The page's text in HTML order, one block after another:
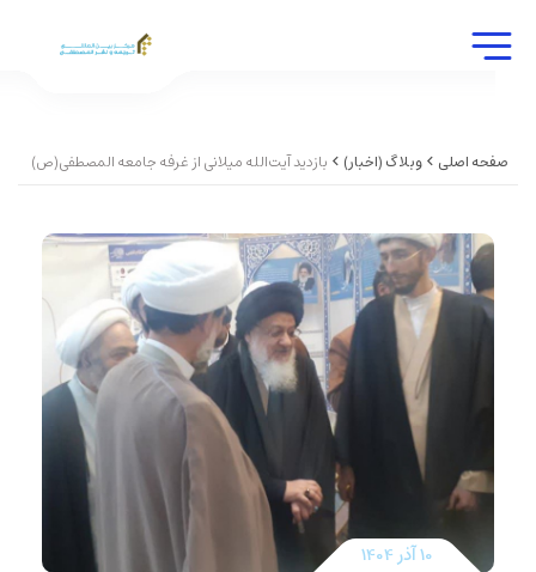
صفحه اصلی وبلاگ (اخبار) بازدید آیت‌الله میلانی از غرفه جامعه المصطفی(ص)
10 آذر 1404